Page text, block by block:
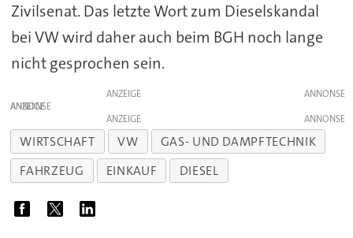
Zivilsenat. Das letzte Wort zum Dieselskandal
bei VW wird daher auch beim BGH noch lange
nicht gesprochen sein.
ANZEIGE
ANZEIGE
ANZEIGE
WIRTSCHAFT VW
GAS- UND DAMPFTECHNIK
FAHRZEUG
EINKAUF DIESEL